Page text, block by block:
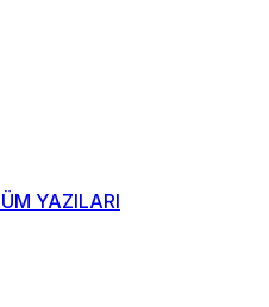
YAZILARI